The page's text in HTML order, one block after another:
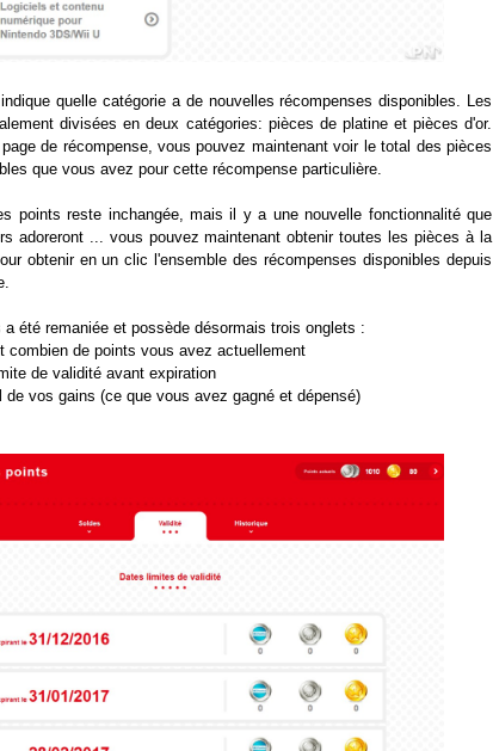
quelle catégorie a de nouvelles récompenses disponibles. Les
divisées en deux catégories: pièces de platine et pièces d'or.
de récompense, vous pouvez maintenant voir le total des pièces
que vous avez pour cette récompense particulière.
points reste inchangée, mais il y a une nouvelle fonctionnalité que
adoreront ... vous pouvez maintenant obtenir toutes les pièces à la
obtenir en un clic l'ensemble des récompenses disponibles depuis
a été remaniée et possède désormais trois onglets :
combien de points vous avez actuellement
de validité avant expiration
de vos gains (ce que vous avez gagné et dépensé)